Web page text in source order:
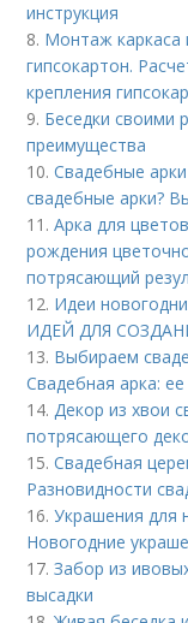
инструкция
8. Монтаж каркаса
гипсокартон.
крепления
9. Беседки своими
преимущества
10.Свадебные
свадебные арки?
11.Арка для
рождения
потрясающий
12. Идеи
ИДЕЙ ДЛЯ
13. Выбираем
Свадебная арка:
14.Декор из хвои
потрясающего
15.Свадебная
Разновидности
16.Украшения для
Новогодние
17.Забор из
высадки